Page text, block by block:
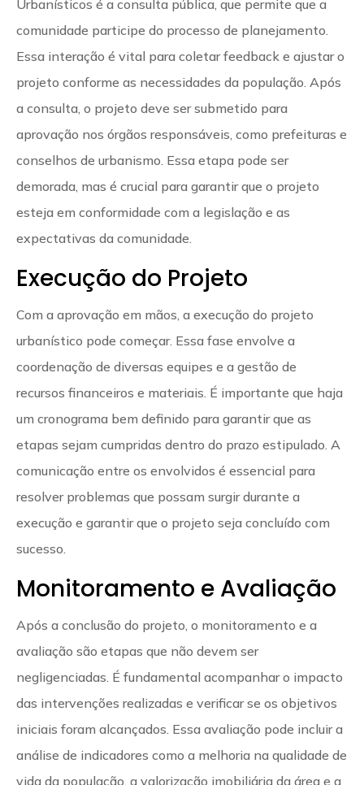
Urbanísticos é a consulta pública, que permite que a
comunidade participe do processo de planejamento.
Essa interação é vital para coletar feedback e ajustar o
projeto conforme as necessidades da população. Após
a consulta, o projeto deve ser submetido para
aprovação nos órgãos responsáveis, como prefeituras e
conselhos de urbanismo. Essa etapa pode ser
demorada, mas é crucial para garantir que o projeto
esteja em conformidade com a legislação e as
expectativas da comunidade.
Execução do Projeto
Com a aprovação em mãos, a execução do projeto
urbanístico pode começar. Essa fase envolve a
coordenação de diversas equipes e a gestão de
recursos financeiros e materiais. É importante que haja
um cronograma bem definido para garantir que as
etapas sejam cumpridas dentro do prazo estipulado. A
comunicação entre os envolvidos é essencial para
resolver problemas que possam surgir durante a
execução e garantir que o projeto seja concluído com
sucesso.
Monitoramento e Avaliação
Após a conclusão do projeto, o monitoramento e a
avaliação são etapas que não devem ser
negligenciadas. É fundamental acompanhar o impacto
das intervenções realizadas e verificar se os objetivos
iniciais foram alcançados. Essa avaliação pode incluir a
análise de indicadores como a melhoria na qualidade de
vida da população, a valorização imobiliária da área e a